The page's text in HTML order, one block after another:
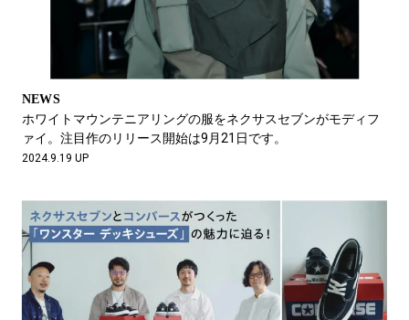
NEWS
ホワイトマウンテニアリングの服をネクサスセブンがモディフ
ァイ。注目作のリリース開始は9月21日です。
2024.9.19 UP